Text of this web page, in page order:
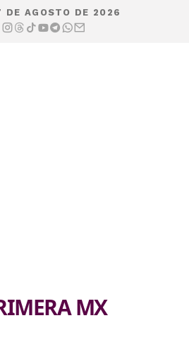
DE AGOSTO DE 2026
MX